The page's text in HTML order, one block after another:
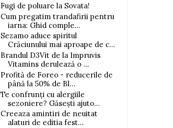
Fugi de poluare la Sovata!
Cum pregatim trandafirii pentru
iarna: Ghid comple...
Sezamo aduce spiritul
Crăciunului mai aproape de c...
Brandul D3Vit de la Impruvis
Vitamins derulează o ...
Profită de Foreo - reducerile de
până la 50% de Bl...
Te confrunți cu alergiile
sezoniere? Găsești ajuto...
Creeaza amintiri de neuitat
alaturi de editia fest...